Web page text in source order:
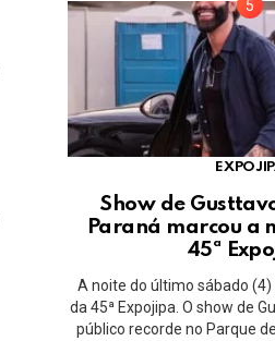
Show de
Paraná marcou a
45ª
A noite do último sábado
da 45ª Expojipa. O show de
público recorde no Parque